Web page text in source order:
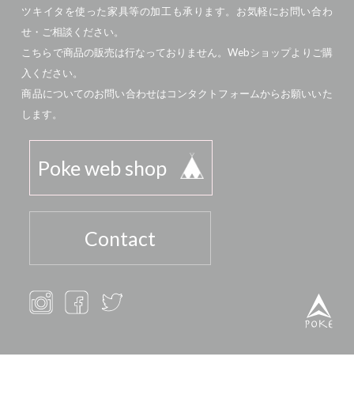
ツキイタを使った家具等の加工も承ります。お気軽にお問い合わ
せ・ご相談ください。
こちらで商品の販売は行なっておりません。Webショップよりご購
入ください。
商品についてのお問い合わせはコンタクトフォームからお願いいた
します。
Poke web shop
Contact